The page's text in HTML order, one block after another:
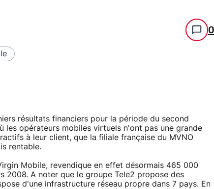
0
résultats financiers pour la période du second
opérateurs mobiles virtuels n'ont pas une grande
à leur client, que la filiale française du MVNO
rentable.
Mobile, revendique en effet désormais 465 000
A noter que le groupe Tele2 propose des
d'une infrastructure réseau propre dans 7 pays. En